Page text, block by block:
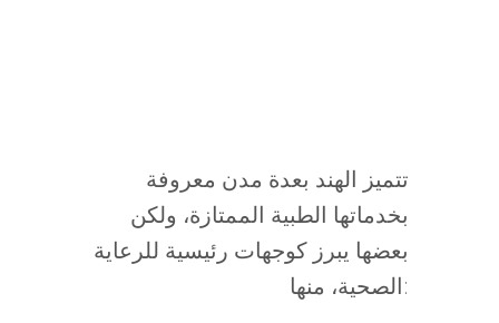
تتميز الهند بعدة مدن معروفة
بخدماتها الطبية الممتازة، ولكن
بعضها يبرز كوجهات رئيسية للرعاية
الصحية، منها: